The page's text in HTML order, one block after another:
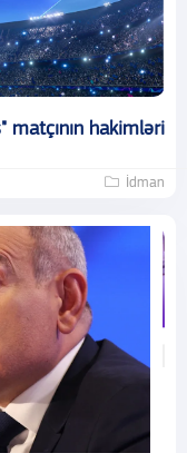
matçının hakimləri
İdman